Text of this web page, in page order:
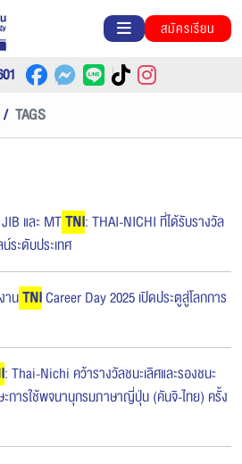
สมัครเรียน
TAGS
และ MTTNI: THAI-NICHI ที่ได้รับรางวัล
ระดับประเทศ
านTNICareer Day 2025 เปิดประตูสู่โลกการ
: Thai-Nichi คว้ารางวัลชนะเลิศและรองชนะ
การใช้พจนานุกรมภาษาญี่ปุ่น (คันจิ-ไทย) ครั้ง